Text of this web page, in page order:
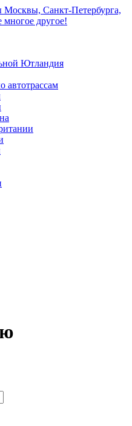
Ютландия
автотрассам